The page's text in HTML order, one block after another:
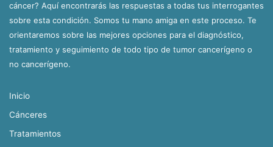
cáncer? Aquí encontrarás las respuestas a todas tus interrogantes
sobre esta condición. Somos tu mano amiga en este proceso. Te
orientaremos sobre las mejores opciones para el diagnóstico,
tratamiento y seguimiento de todo tipo de tumor cancerígeno o
no cancerígeno.
Inicio
Cánceres
Tratamientos